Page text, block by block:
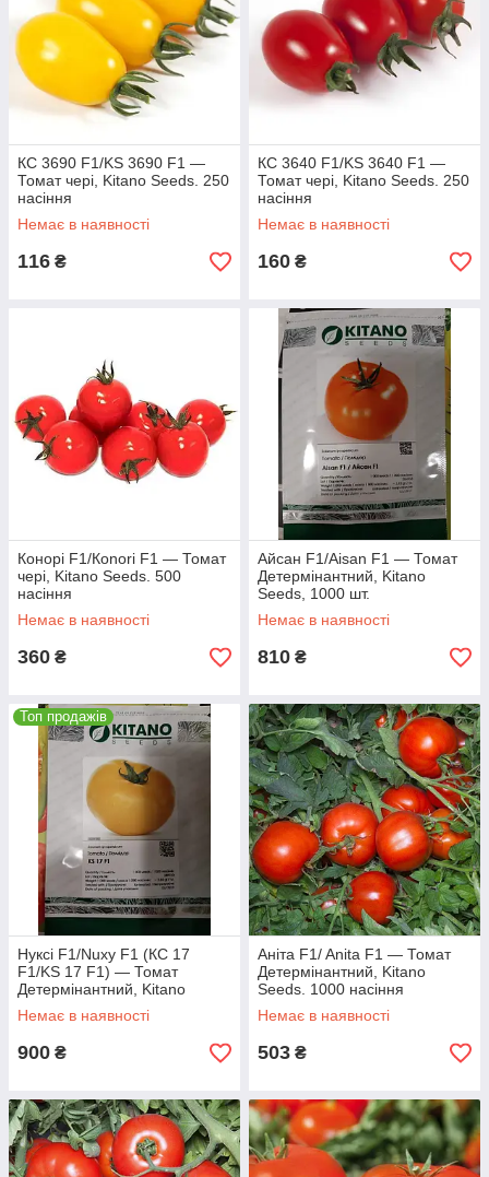
КС 3690 F1/KS 3690 F1 —
Томат чері, Kitano Seeds. 250
насіння
Немає в наявності
116 ₴
КС 3640 F1/KS 3640 F1 —
Томат чері, Kitano Seeds. 250
насіння
Немає в наявності
160 ₴
Конорі F1/Кonori F1 — Томат
чері, Kitano Seeds. 500
насіння
Немає в наявності
360 ₴
Айсан F1/Aisan F1 — Томат
Детермінантний, Kitano
Seeds, 1000 шт.
Немає в наявності
810 ₴
Топ продажів
Нуксі F1/Nuxy F1 (КС 17
F1/KS 17 F1) — Томат
Детермінантний, Kitano
Seeds, 1000 шт.
Немає в наявності
900 ₴
Аніта F1/ Anita F1 — Томат
Детермінантний, Kitano
Seeds. 1000 насіння
Немає в наявності
503 ₴